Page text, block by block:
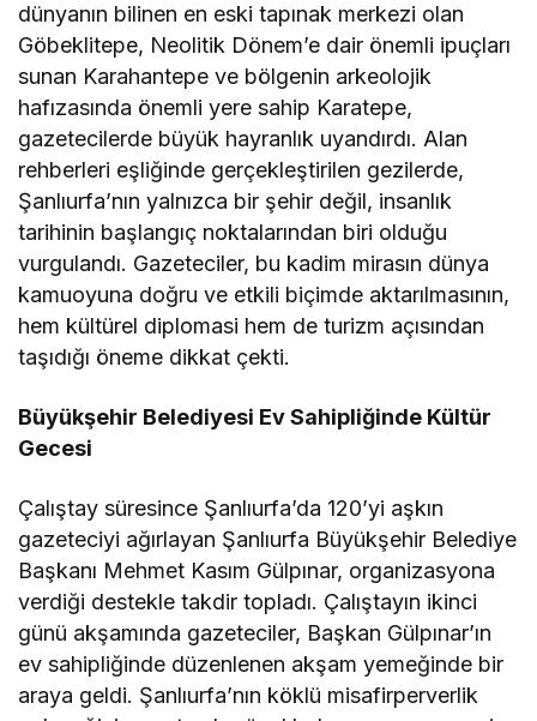
dünyanın bilinen en eski tapınak merkezi olan
Göbeklitepe, Neolitik Dönem’e dair önemli ipuçları
sunan Karahantepe ve bölgenin arkeolojik
hafızasında önemli yere sahip Karatepe,
gazetecilerde büyük hayranlık uyandırdı. Alan
rehberleri eşliğinde gerçekleştirilen gezilerde,
Şanlıurfa’nın yalnızca bir şehir değil, insanlık
tarihinin başlangıç noktalarından biri olduğu
vurgulandı. Gazeteciler, bu kadim mirasın dünya
kamuoyuna doğru ve etkili biçimde aktarılmasının,
hem kültürel diplomasi hem de turizm açısından
taşıdığı öneme dikkat çekti.
Büyükşehir Belediyesi Ev Sahipliğinde Kültür
Gecesi
Çalıştay süresince Şanlıurfa’da 120’yi aşkın
gazeteciyi ağırlayan Şanlıurfa Büyükşehir Belediye
Başkanı Mehmet Kasım Gülpınar, organizasyona
verdiği destekle takdir topladı. Çalıştayın ikinci
günü akşamında gazeteciler, Başkan Gülpınar’ın
ev sahipliğinde düzenlenen akşam yemeğinde bir
araya geldi. Şanlıurfa’nın köklü misafirperverlik